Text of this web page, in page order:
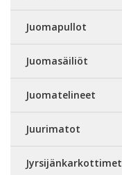
Juomapullot
Juomasäiliöt
Juomatelineet
Juurimatot
Jyrsijänkarkottimet